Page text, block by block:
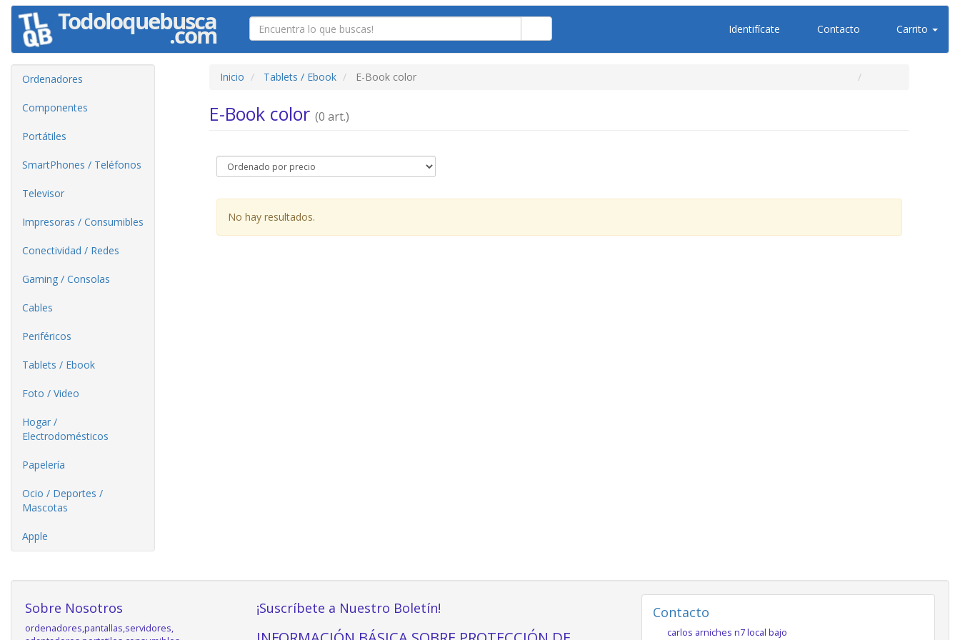
Identifícate Contacto Carrito
Ordenadores
Componentes
Portátiles
SmartPhones / Teléfonos
Televisor
Impresoras / Consumibles
Conectividad / Redes
Gaming / Consolas
Cables
Periféricos
Tablets / Ebook
Foto / Video
Hogar /
Electrodomésticos
Papelería
Ocio / Deportes /
Mascotas
Apple
Inicio Tablets / Ebook E-Book color
E-Book color (0 art.)
No hay resultados.
Sobre Nosotros
ordenadores,pantallas,servidores,
¡Suscríbete a Nuestro Boletín! Contacto
carlos arniches n7 local bajo